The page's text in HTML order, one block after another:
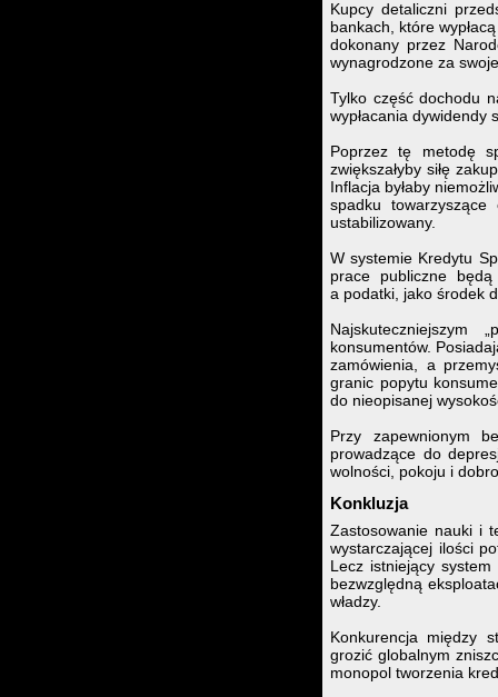
Kupcy detaliczni
bankach, które
dokonany przez
wynagrodzone za
Tylko część dochodu
wypłacania dywidendy
Poprzez tę metodę
zwiększałyby siłę
Inflacja byłaby
spadku towarzyszące
ustabilizowany.
W systemie Kredytu
prace publiczne będą
a podatki, jako środek
Najskuteczniejszym
konsumentów.
zamówienia, a
granic popytu
do nieopisanej
Przy zapewnionym
prowadzące do
wolności, pokoju i
Konkluzja
Zastosowanie nauki i
wystarczającej ilości
Lecz istniejący
bezwzględną
władzy.
Konkurencja między
grozić globalnym
monopol tworzenia